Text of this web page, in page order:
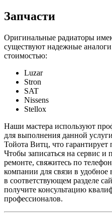
Запчасти
Оригинальные радиаторы
существуют надежные
стоимостью:
Luzar
Stron
SAT
Nissens
Stellox
Наши мастера используют
для выполнения данной
Тойота Витц, что
Чтобы записаться на сервис
ремонте, свяжитесь по
компании для связи в удобное
в соответствующем разделе
получите консультацию
профессионалов.